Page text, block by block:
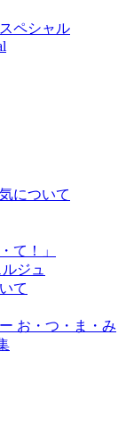
ペシャル
について
て！」
ジュ
て
お・つ・ま・み